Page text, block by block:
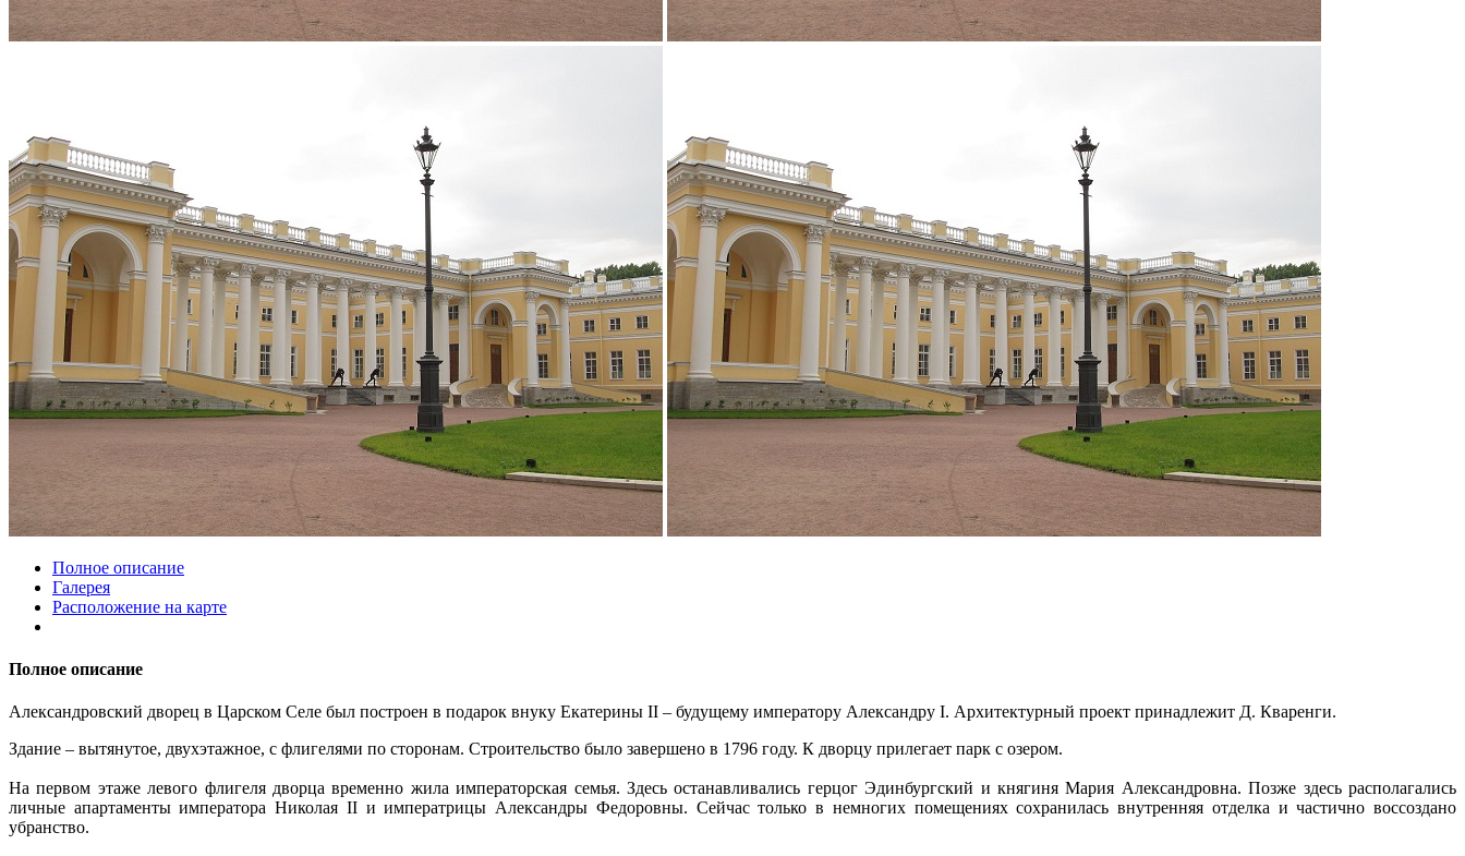
Полное описание
Галерея
Расположение на карте
Полное описание
Александровский дворец в Царском Селе был построен в подарок внуку Екатерины II – будущему императору Александру I. Архитектурный проект принадлежит Д. Кваренги.
Здание – вытянутое, двухэтажное, с флигелями по сторонам. Строительство было завершено в 1796 году. К дворцу прилегает парк с озером.
На первом этаже левого флигеля дворца временно жила императорская семья. Здесь останавливались герцог Эдинбургский и княгиня Мария Александровна. Позже здесь располагались
личные апартаменты императора Николая II и императрицы Александры Федоровны. Сейчас только в немногих помещениях сохранилась внутренняя отделка и частично воссоздано
убранство.